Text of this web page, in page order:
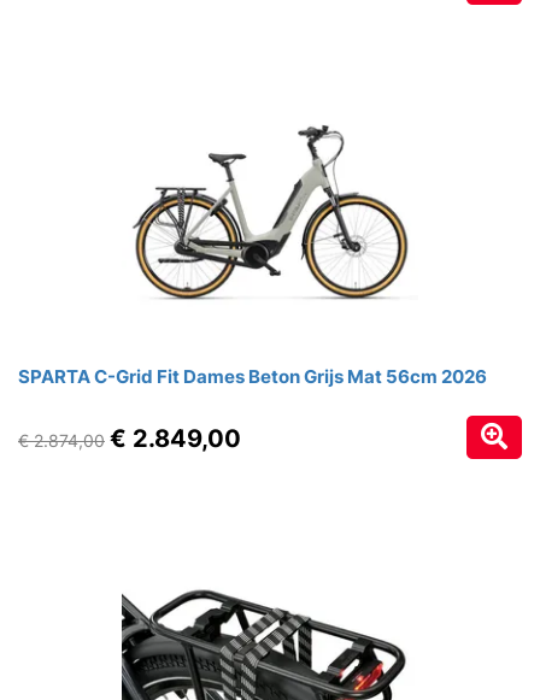
SPARTA C-Grid Fit Dames Beton Grijs Mat 56cm 2026
€ 2.874,00 € 2.849,00